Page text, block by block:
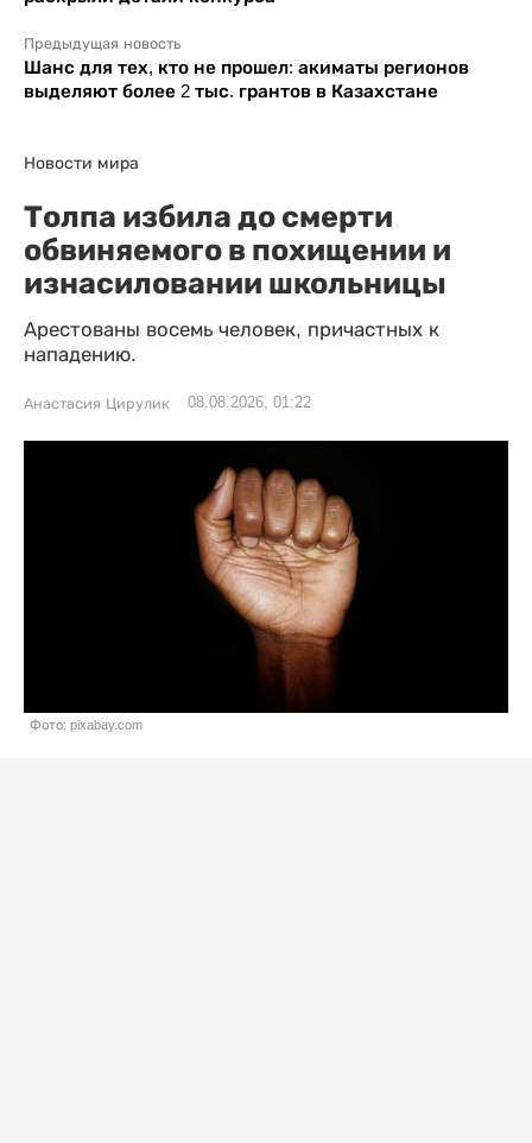
Предыдущая новость
Шанс для тех, кто не прошел: акиматы регионов
выделяют более 2 тыс. грантов в Казахстане
Новости мира
Толпа избила до смерти
обвиняемого в похищении и
изнасиловании школьницы
Арестованы восемь человек, причастных к
нападению.
Анастасия Цирулик 08.08.2026, 01:22
Фото: pixabay.com